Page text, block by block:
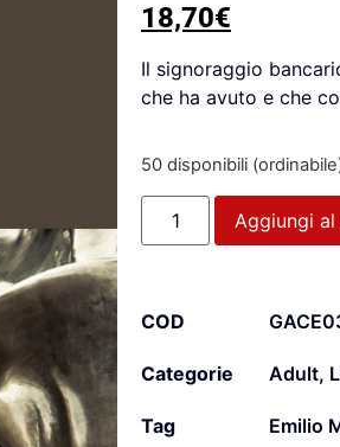
18,70€
Il signoraggio
che ha avuto e che
50 disponibili
Aggiungi
COD
Categorie Adult,
Tag Emilio